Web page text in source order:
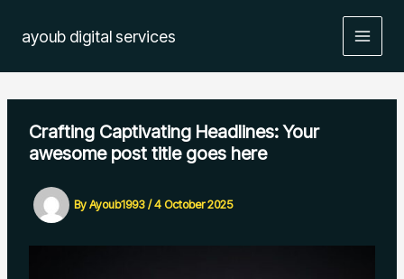
ayoub digital services
MAIN
Crafting Captivating Headlines: Your
awesome post title goes here
ByAyoub1993/4 October 2025